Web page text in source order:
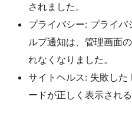
されました。
プライバシー: プライ
ルプ通知は、管理画面
れなくなりました。
サイトヘルス: 失敗した
ードが正しく表示され